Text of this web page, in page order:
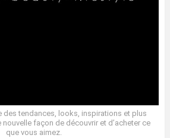
des tendances, looks, inspirations et plus
nouvelle façon de découvrir et d’acheter ce
que vous aimez.